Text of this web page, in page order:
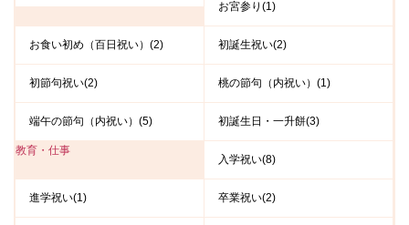
お宮参り(1)
お食い初め（百日祝い）(2) 初誕生祝い(2)
初節句祝い(2) 桃の節句（内祝い）(1)
端午の節句（内祝い）(5) 初誕生日・一升餅(3)
教育・仕事
入学祝い(8)
進学祝い(1) 卒業祝い(2)